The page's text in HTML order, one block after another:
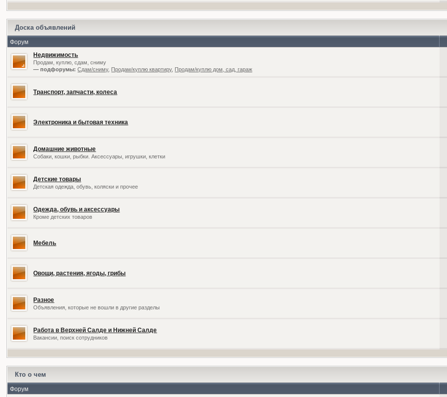
Доска объявлений
Форум
Недвижимость
Продам, куплю, сдам, сниму
— подфорумы: Сдам/сниму, Продам/куплю квартиру, Продам/куплю дом, сад, гараж
Транспорт, запчасти, колеса
Электроника и бытовая техника
Домашние животные
Собаки, кошки, рыбки. Аксессуары, игрушки, клетки
Детские товары
Детская одежда, обувь, коляски и прочее
Одежда, обувь и аксессуары
Кроме детских товаров
Мебель
Овощи, растения, ягоды, грибы
Разное
Объявления, которые не вошли в другие разделы
Работа в Верхней Салде и Нижней Салде
Вакансии, поиск сотрудников
Кто о чем
Форум